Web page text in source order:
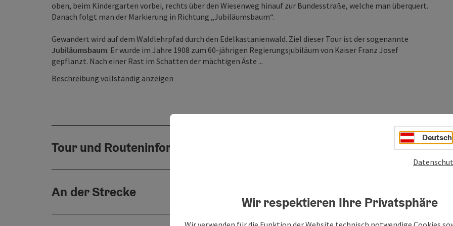
oben, beim Kindergarten vorbei, rechts über den Wiesenweg hinauf zur Bundesstraße, welche man überquert.
Danach folgt man der Markierung in Richtung „Jubiläumsbaum“.
Gewandert wird auf dem Waldlehrpfad durch den Edelkastanienwald. Ziel dieser Tour ist der sogenannte
Jubiläumsbaum. Er wurde im Jahre 1908 zum 60-jährigen Regierungsjubiläum von Kaiser Franz Josef
gepflanzt. Nach einer Rast im Schatten der mächtigen Äste ...
Beschreibung vollständig anzeigen
Tour und Routeninformationen
An der Strecke
Deutsch
Wir respektieren Ihre Privatsphäre